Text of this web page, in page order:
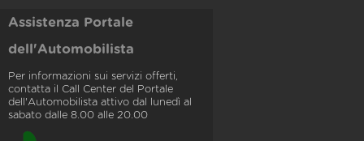
Assistenza Portale
dell'Automobilista
Per informazioni sui servizi offerti,
contatta il Call Center del Portale
dell'Automobilista attivo dal lunedì al
sabato dalle 8.00 alle 20.00